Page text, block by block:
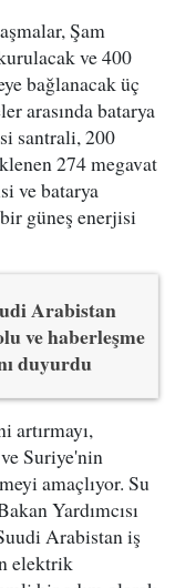
Şam
ve 400
bağlanacak üç
arasında batarya
santrali, 200
274 megavat
ve batarya
güneş enerjisi
Arabistan
ve haberleşme
duyurdu
Suriye'nin
amaçlıyor. Su
Yardımcısı
Arabistan iş
elektrik